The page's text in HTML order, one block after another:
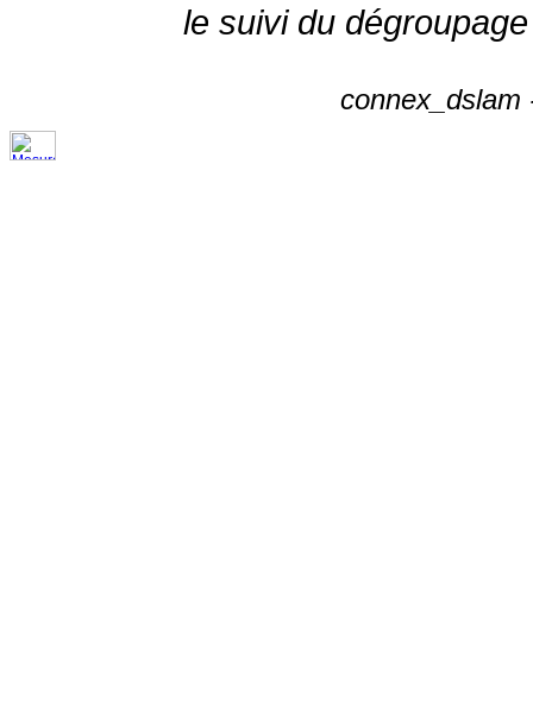
le suivi du
connex_dslam